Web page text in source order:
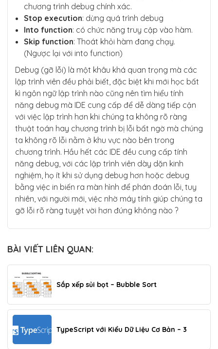
chương trình debug chính xác.
Stop execution: dừng quá trình debug
Into function: có chức năng truy cập vào hàm.
Skip function: Thoát khỏi hàm đang chạy.
(Ngược lại với into function)
Debug (gỡ lỗi) là một khâu khá quan trọng mà các
lập trình viên đều phải biết, đặc biệt khi mới học bất
kì ngôn ngữ lập trình nào cũng nên tìm hiểu tính
năng debug mà IDE cung cấp để dễ dàng tiếp cận
với việc lập trình hơn khi chúng ta không rõ ràng
thuật toán hay chương trình bị lỗi bất ngờ mà chúng
ta không rõ lỗi nằm ở khu vực nào bên trong
chương trình. Hầu hết các IDE đều cung cấp tính
năng debug, với các lập trình viên dày dặn kinh
nghiệm, họ ít khi sử dụng debug hơn hoặc debug
bằng việc in biến ra màn hình để phán đoán lỗi, tuy
nhiên, với người mới, việc nhờ máy tính giúp chúng ta
gỡ lỗi rõ ràng tuyệt vời hơn đúng không nào ?
BÀI VIẾT LIÊN QUAN:
Sắp xếp sủi bọt – Bubble Sort
TypeScript với Kiểu Dữ Liệu Cơ Bản – 3